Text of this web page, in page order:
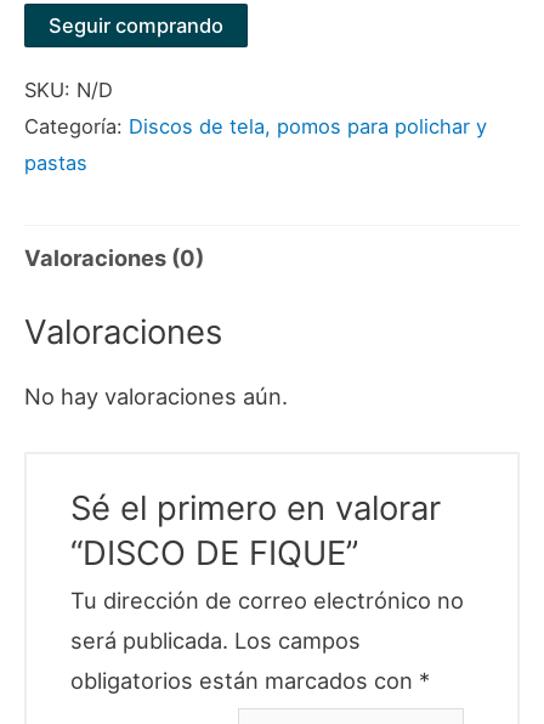
Seguir comprando
SKU: N/D
Categoría: Discos de tela, pomos para polichar y
pastas
Valoraciones (0)
Valoraciones
No hay valoraciones aún.
Sé el primero en valorar
“DISCO DE FIQUE”
Tu dirección de correo electrónico no
será publicada. Los campos
obligatorios están marcados con *